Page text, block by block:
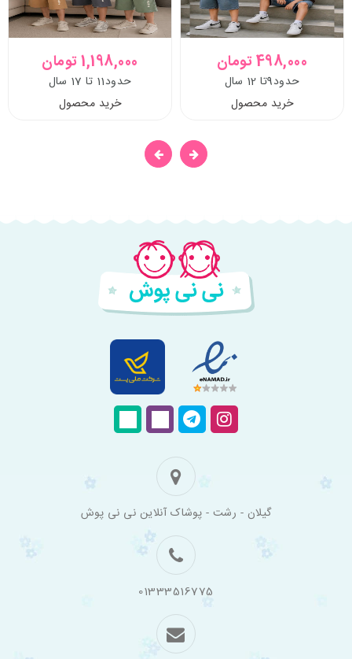
498,000 تومان
حدود9تا 12 سال
خرید محصول
1,198,000 تومان
حدود11 تا 17 سال
خرید محصول
گیلان - رشت - پوشاک آنلاین نی نی پوش
01333516775